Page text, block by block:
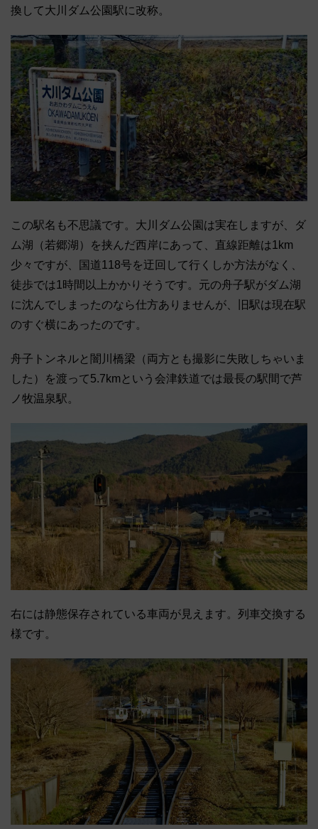
換して大川ダム公園駅に改称。
この駅名も不思議です。大川ダム公園は実在しますが、ダ
ム湖（若郷湖）を挟んだ西岸にあって、直線距離は1km
少々ですが、国道118号を迂回して行くしか方法がなく、
徒歩では1時間以上かかりそうです。元の舟子駅がダム湖
に沈んでしまったのなら仕方ありませんが、旧駅は現在駅
のすぐ横にあったのです。
舟子トンネルと闇川橋梁（両方とも撮影に失敗しちゃいま
した）を渡って5.7kmという会津鉄道では最長の駅間で芦
ノ牧温泉駅。
右には静態保存されている車両が見えます。列車交換する
様です。